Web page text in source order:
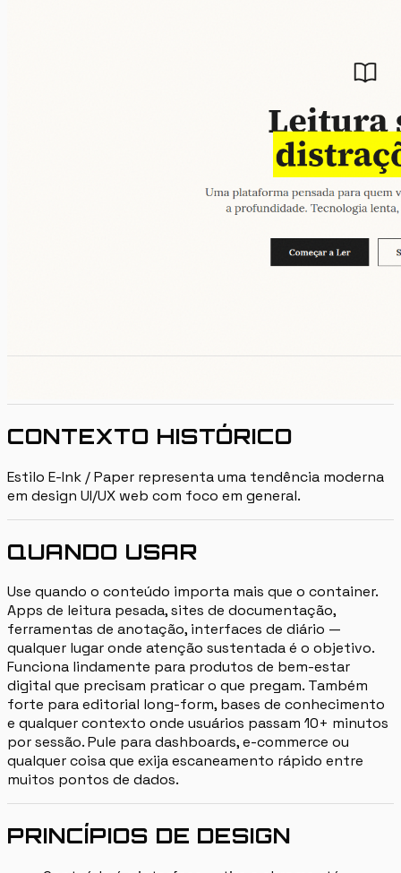
CONTEXTO HISTÓRICO
Estilo E-Ink / Paper representa uma tendência moderna
em design UI/UX web com foco em general.
QUANDO USAR
Use quando o conteúdo importa mais que o container.
Apps de leitura pesada, sites de documentação,
ferramentas de anotação, interfaces de diário —
qualquer lugar onde atenção sustentada é o objetivo.
Funciona lindamente para produtos de bem-estar
digital que precisam praticar o que pregam. Também
forte para editorial long-form, bases de conhecimento
e qualquer contexto onde usuários passam 10+ minutos
por sessão. Pule para dashboards, e-commerce ou
qualquer coisa que exija escaneamento rápido entre
muitos pontos de dados.
PRINCÍPIOS DE DESIGN